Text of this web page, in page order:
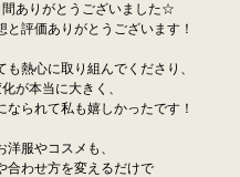
間ありがとうございました☆
と評価ありがとうございます！
も熱心に取り組んでくださり、
が本当に大きく、
なられて私も嬉しかったです！
洋服やコスメも、
合わせ方を変えるだけで